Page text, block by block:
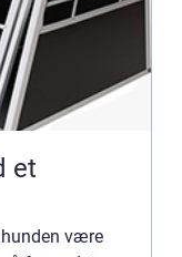
et
være